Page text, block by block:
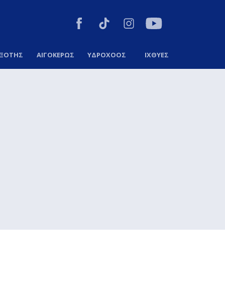
ΑΙΓΟΚΕΡΩΣ ΥΔΡΟΧΟΟΣ ΙΧΘΥΕΣ